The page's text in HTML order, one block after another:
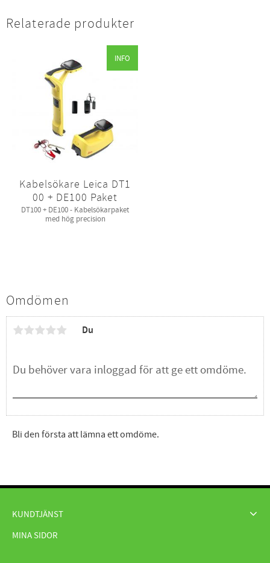
Omdömen
Du
Bli den första att lämna ett omdöme.
Relaterade produkter
Kabelsökare Leica DT1
00 + DE100 Paket
DT100 + DE100 - Kabelsökarpaket
med hög precision
INFO
KUNDTJÄNST
MINA SIDOR